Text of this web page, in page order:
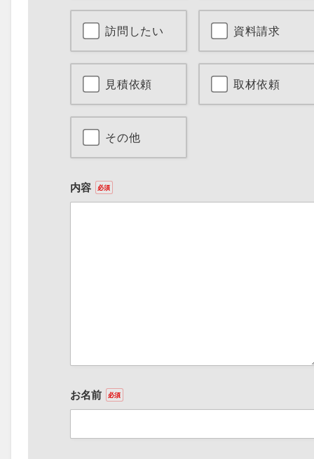
訪問したい 資料請求
見積依頼 取材依頼
その他
内容 必須
お名前 必須